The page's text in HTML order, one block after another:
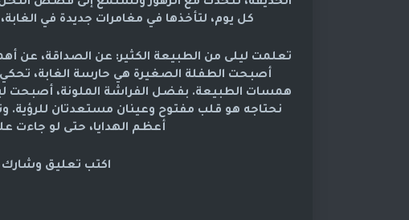
كل يوم، لتأخذها في مغامرات جديدة في
تعلمت ليلى من الطبيعة الكثير: عن الصداقة، عن
أصبحت الطفلة الصغيرة هي حارسة الغابة،
همسات الطبيعة. بفضل الفراشة الملونة، أصبحت
نحتاجه هو قلب مفتوح وعينان مستعدتان للرؤية.
أعظم الهدايا، حتى لو
اكتب تعليق وشارك